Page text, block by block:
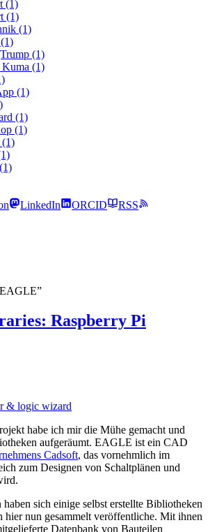
(1)
(1)
(1)
(1)
(1)
(1)
(1)
(1)
LinkedIn ORCID RSS
Raspberry Pi
& logic wizard
habe ich mir die Mühe gemacht und
aufgeräumt. EAGLE ist ein CAD
Cadsoft, das vornehmlich im
zum Designen von Schaltplänen und
haben sich einige selbst erstellte Bibliotheken
hier nun gesammelt veröffentliche. Mit ihnen
Datenbank von Bauteilen